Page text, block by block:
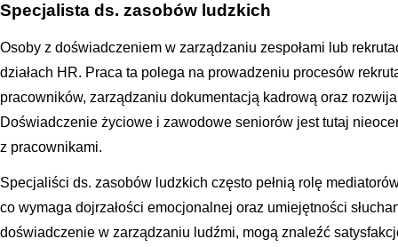
Specjalista ds. zasobów ludzkich
Osoby z doświadczeniem w zarządzaniu zespołami lub
działach HR. Praca ta polega na prowadzeniu procesów
pracowników, zarządzaniu dokumentacją kadrową oraz
Doświadczenie życiowe i zawodowe seniorów jest tutaj
z pracownikami.
Specjaliści ds. zasobów ludzkich często pełnią rolę
co wymaga dojrzałości emocjonalnej oraz umiejętności
doświadczenie w zarządzaniu ludźmi, mogą znaleźć